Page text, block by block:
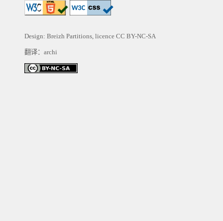
Design: Breizh Partitions, licence CC BY-NC-SA
翻译：archi